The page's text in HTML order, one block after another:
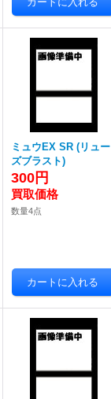
ミュウEX SR (リュー
ズブラスト)
300円
数量4点